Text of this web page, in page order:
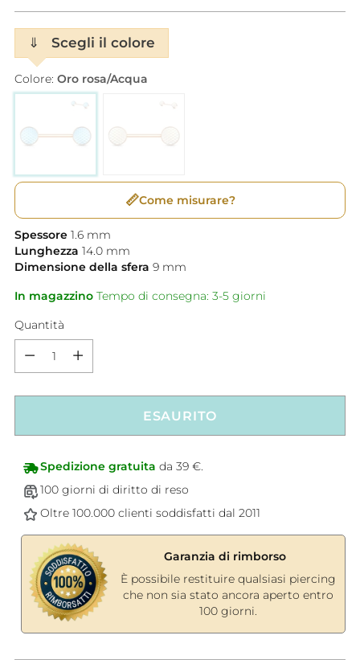
listino
⇓ Scegli il colore
Colore: Oro rosa/Acqua
📏Come misurare?
Spessore 1.6 mm
Lunghezza 14.0 mm
Dimensione della sfera 9 mm
In magazzino Tempo di consegna: 3-5 giorni
Quantità
ESAURITO
Spedizione gratuita da 39 €.
100 giorni di diritto di reso
Oltre 100.000 clienti soddisfatti dal 2011
Garanzia di rimborso
È possibile restituire qualsiasi piercing
che non sia stato ancora aperto entro
100 giorni.